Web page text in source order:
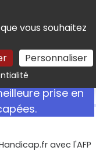
vous souhaitez
Personnaliser
Rechercher
prise en
avec l'AFP